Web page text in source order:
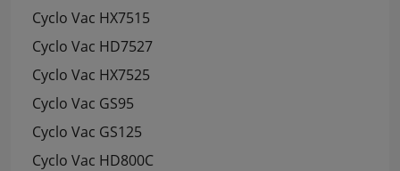
Cyclo Vac HX7515
Cyclo Vac HD7527
Cyclo Vac HX7525
Cyclo Vac GS95
Cyclo Vac GS125
Cyclo Vac HD800C